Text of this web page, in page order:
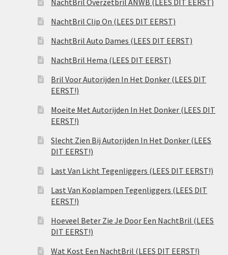
NachtBril Overzetbril ANWB (LEES DIT EERST)
NachtBril Clip On (LEES DIT EERST)
NachtBril Auto Dames (LEES DIT EERST)
NachtBril Hema (LEES DIT EERST)
Bril Voor Autorijden In Het Donker (LEES DIT
EERST!)
Moeite Met Autorijden In Het Donker (LEES DIT
EERST!)
Slecht Zien Bij Autorijden In Het Donker (LEES
DIT EERST!)
Last Van Licht Tegenliggers (LEES DIT EERST!)
Last Van Koplampen Tegenliggers (LEES DIT
EERST!)
Hoeveel Beter Zie Je Door Een NachtBril (LEES
DIT EERST!)
Wat Kost Een NachtBril (LEES DIT EERST!)